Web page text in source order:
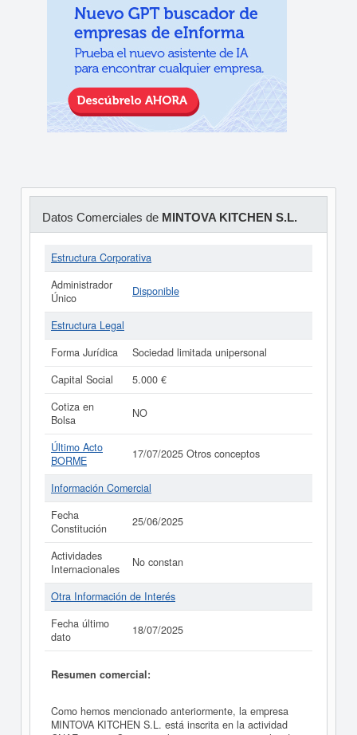
Datos Comerciales de MINTOVA KITCHEN S.L.
Estructura Corporativa
Administrador
Único
Disponible
Estructura Legal
Forma Jurídica
Sociedad limitada unipersonal
Capital Social
5.000 €
Cotiza en
Bolsa
NO
Último Acto
BORME
17/07/2025 Otros conceptos
Información Comercial
Fecha
Constitución
25/06/2025
Actividades
Internacionales
No constan
Otra Información de Interés
Fecha último
dato
18/07/2025
Resumen comercial:
Como hemos mencionado anteriormente, la empresa
MINTOVA KITCHEN S.L. está inscrita en la actividad